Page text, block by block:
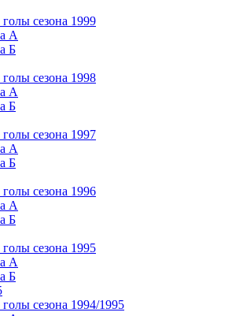
сезона 1999
А
Б
сезона 1998
А
Б
сезона 1997
А
Б
сезона 1996
А
Б
сезона 1995
А
Б
сезона 1994/1995